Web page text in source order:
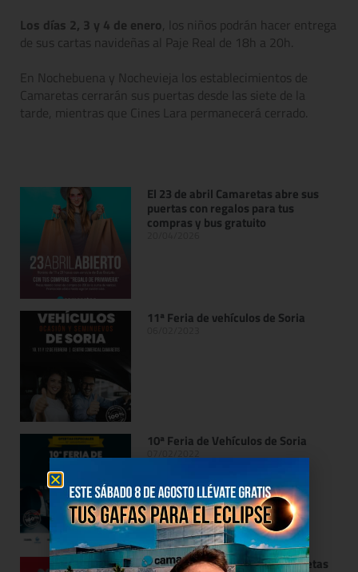
Los días 2, 3 y 4 de enero, los niños podrán hacer entrega
de sus cartas navideñas al Paje Real de 18h a 20h.
En Nochebuena y Nochevieja los establecimientos de
Camaretas cerrarán sus puertas desde las siete de la
tarde, mientras que Cines Lara permanecerá cerrado.
El 23 de abril Camaretas abre sus
puertas con regalos para tus
compras y bus gratuito
11ª Feria de vehículos de Soria
10ª Feria de Vehículos de Soria
Celebra San Valentín en Camaretas